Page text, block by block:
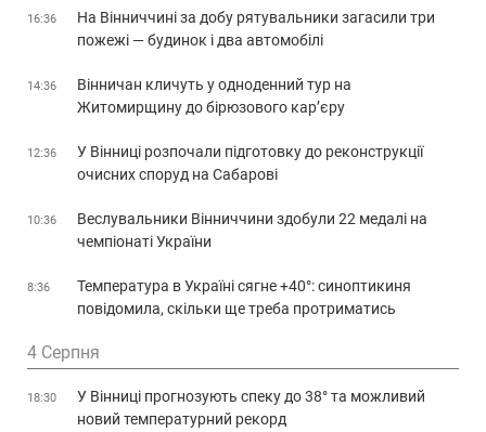
16:36
На Вінниччині за добу рятувальники загасили три
пожежі — будинок і два автомобілі
14:36
Вінничан кличуть у одноденний тур на
Житомирщину до бірюзового кар’єру
12:36
У Вінниці розпочали підготовку до реконструкції
очисних споруд на Сабарові
10:36
Веслувальники Вінниччини здобули 22 медалі на
чемпіонаті України
8:36
Температура в Україні сягне +40°: синоптикиня
повідомила, скільки ще треба протриматись
4 Серпня
18:30
У Вінниці прогнозують спеку до 38° та можливий
новий температурний рекорд